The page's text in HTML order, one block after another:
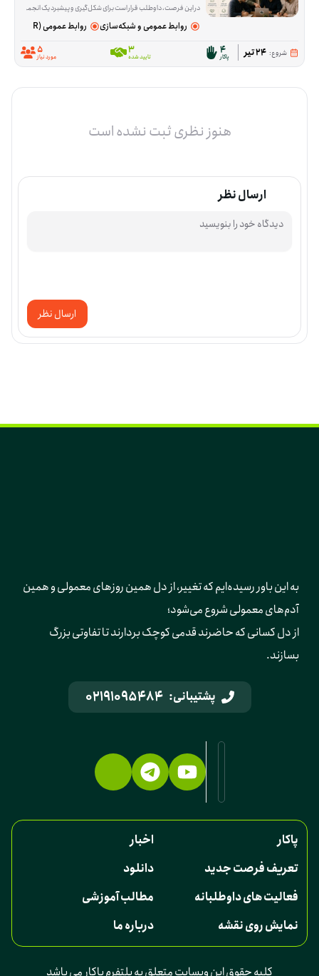
در این فرصت، داوطلب قرار است برای شکل‌گیری و پیشبرد یک انجمن مشارکت‌محور آنلاین در شرایط بحرانی و جنگی نقش تیم نیروی انسانی و روابط عمومی را بر عهده بگیرد. بخش مهم کار، ارتباط گرفتن با افراد، پیگیری کارها و کمک به هماهنگ شدن مسیر فعالیت‌هاست تا وب سایت مجموعه «تا پای جان» بتواند منسجم‌تر جلو
روابط عمومی و شبکه‌سازی روابط عمومی (PR)
شروع: 24 تیر 4
پاکار 3
تایید شده 5
مورد نیاز
هنوز نظری ثبت نشده است
ارسال نظر
ارسال نظر
به این باور رسیده‌ایم که تغییر، از دل همین روزهای معمولی و همین
آدم‌های معمولی شروع می‌شود؛
از دل کسانی که حاضرند قدمی کوچک بردارند تا تفاوتی بزرگ
بسازند.
پشتیبانی: 02191095484
پاکار
اخبار
تعریف فرصت جدید
دانلود
فعالیت های داوطلبانه
مطالب آموزشی
نمایش روی نقشه
درباره ما
کلیه حقوق این وبسایت متعلق به پلتفرم پاکار می باشد